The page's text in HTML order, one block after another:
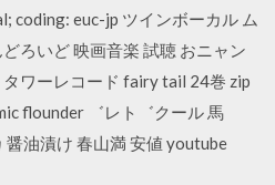
coding: euc-jp ツインボーカル ム
ろいど 映画音楽 試聴 おニャン
ワーレコード fairy tail 24巻 zip
flounder ゛レト゛クール 馬
醤油漬け 春山満 安値 youtube